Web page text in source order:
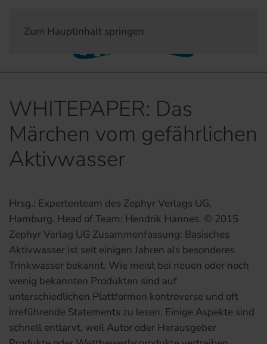
Zum Hauptinhalt springen
WHITEPAPER: Das
Märchen vom gefährlichen
Aktivwasser
Hrsg.: Expertenteam des Zephyr Verlags UG,
Hamburg. Head of Team: Hendrik Hannes. © 2015
Zephyr Verlag UG Zusammenfassung: Basisches
Aktivwasser ist seit einigen Jahren als besonderes
Trinkwasser bekannt. Wie meist bei neuen oder noch
wenig bekannten Produkten sind auf
unterschiedlichen Plattformen kontroverse und oft
irreführende Statements zu lesen. Einige Aspekte sind
schnell entlarvt, weil Autor oder Herausgeber